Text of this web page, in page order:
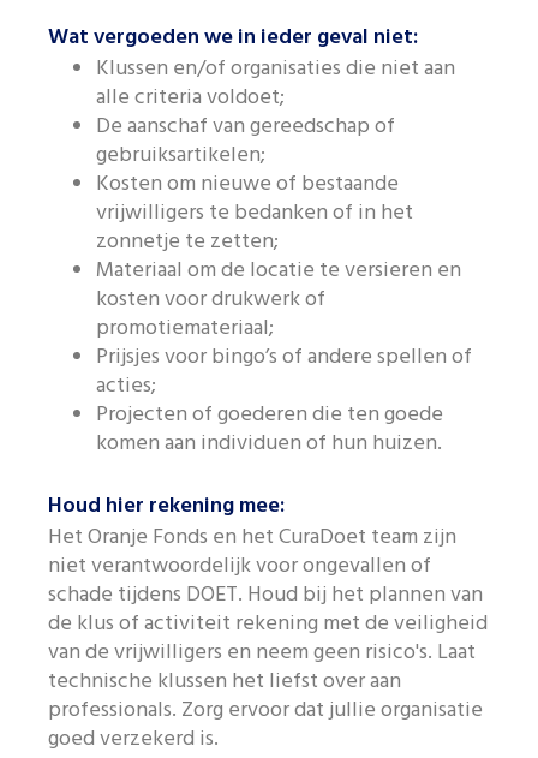
Wat vergoeden we in ieder geval niet:
Klussen en/of organisaties die niet aan
alle criteria voldoet;
De aanschaf van gereedschap of
gebruiksartikelen;
Kosten om nieuwe of bestaande
vrijwilligers te bedanken of in het
zonnetje te zetten;
Materiaal om de locatie te versieren en
kosten voor drukwerk of
promotiemateriaal;
Prijsjes voor bingo’s of andere spellen of
acties;
Projecten of goederen die ten goede
komen aan individuen of hun huizen.
Houd hier rekening mee:
Het Oranje Fonds en het CuraDoet team zijn
niet verantwoordelijk voor ongevallen of
schade tijdens DOET. Houd bij het plannen van
de klus of activiteit rekening met de veiligheid
van de vrijwilligers en neem geen risico's. Laat
technische klussen het liefst over aan
professionals. Zorg ervoor dat jullie organisatie
goed verzekerd is.